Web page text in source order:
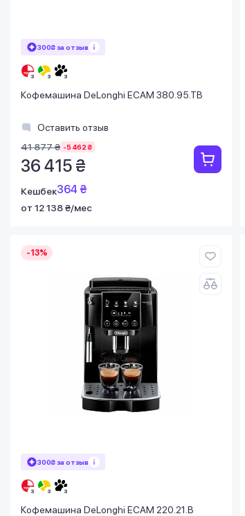
300₴ за отзыв
Кофемашина DeLonghi ECAM 380.95.TB
Оставить отзыв
41 877 ₴ -5 462 ₴
36 415 ₴
Кешбек364 ₴
от 12 138 ₴/мес
-13%
300₴ за отзыв
Кофемашина DeLonghi ECAM 220.21.B